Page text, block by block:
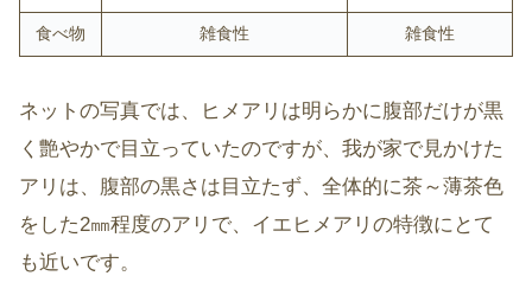
食べ物 雑食性 雑食性
ネットの写真では、ヒメアリは明らかに腹部だけが黒
く艶やかで目立っていたのですが、我が家で見かけた
アリは、腹部の黒さは目立たず、全体的に茶～薄茶色
をした2㎜程度のアリで、イエヒメアリの特徴にとて
も近いです。